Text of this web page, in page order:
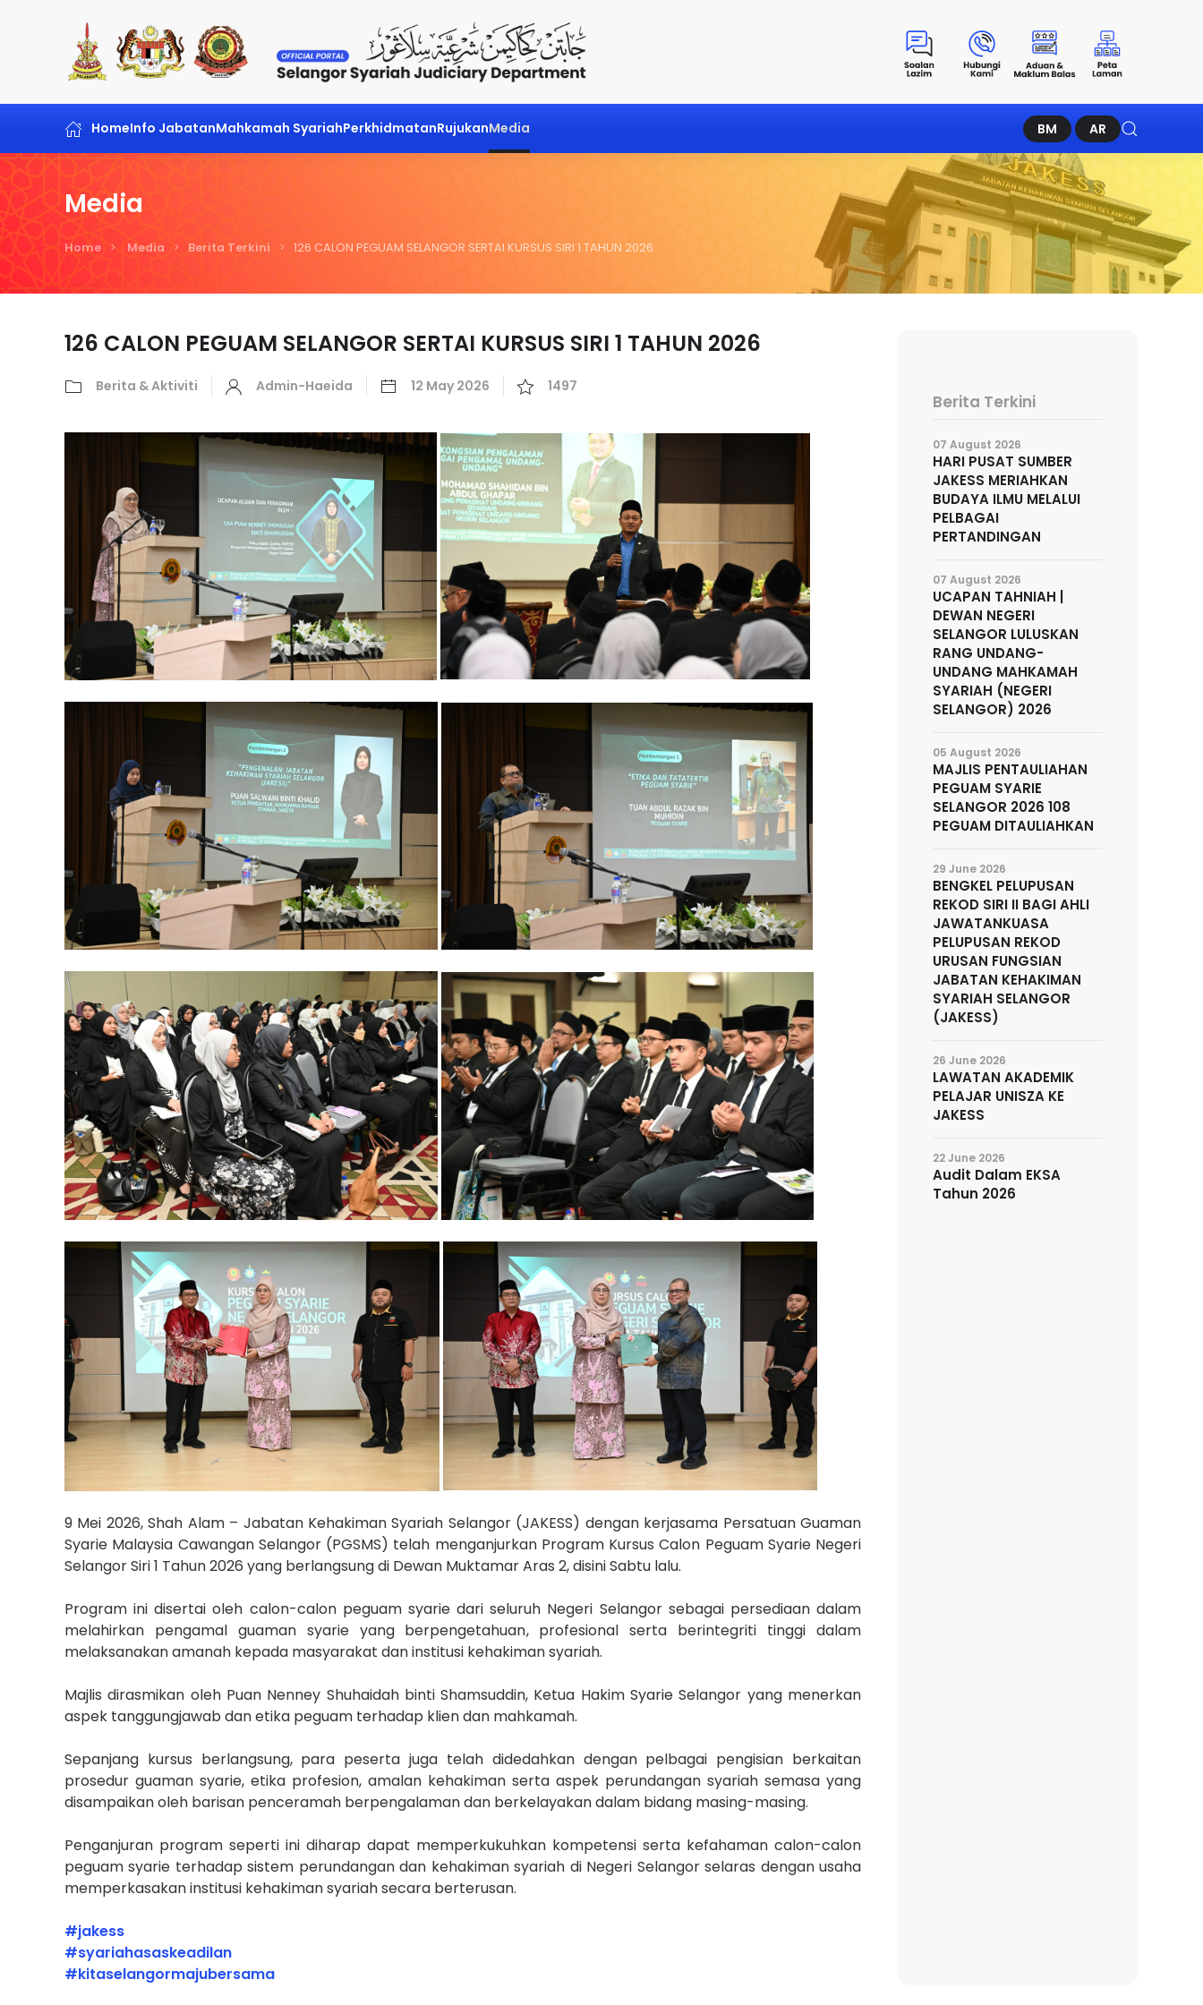
Skip to main content
HomeInfo JabatanMahkamah SyariahPerkhidmatanRujukanMedia BM AR
Media
Home Media Berita Terkini 126 CALON PEGUAM SELANGOR SERTAI KURSUS SIRI 1 TAHUN 2026
126 CALON PEGUAM SELANGOR SERTAI KURSUS SIRI 1 TAHUN 2026
Berita & Aktiviti Admin-Haeida 12 May 2026 1497
9 Mei 2026, Shah Alam – Jabatan Kehakiman Syariah Selangor (JAKESS) dengan kerjasama Persatuan Guaman
Syarie Malaysia Cawangan Selangor (PGSMS) telah menganjurkan Program Kursus Calon Peguam Syarie Negeri
Selangor Siri 1 Tahun 2026 yang berlangsung di Dewan Muktamar Aras 2, disini Sabtu lalu.
Program ini disertai oleh calon-calon peguam syarie dari seluruh Negeri Selangor sebagai persediaan dalam
melahirkan pengamal guaman syarie yang berpengetahuan, profesional serta berintegriti tinggi dalam
melaksanakan amanah kepada masyarakat dan institusi kehakiman syariah.
Majlis dirasmikan oleh Puan Nenney Shuhaidah binti Shamsuddin, Ketua Hakim Syarie Selangor yang menerkan
aspek tanggungjawab dan etika peguam terhadap klien dan mahkamah.
Sepanjang kursus berlangsung, para peserta juga telah didedahkan dengan pelbagai pengisian berkaitan
prosedur guaman syarie, etika profesion, amalan kehakiman serta aspek perundangan syariah semasa yang
disampaikan oleh barisan penceramah berpengalaman dan berkelayakan dalam bidang masing-masing.
Penganjuran program seperti ini diharap dapat memperkukuhkan kompetensi serta kefahaman calon-calon
peguam syarie terhadap sistem perundangan dan kehakiman syariah di Negeri Selangor selaras dengan usaha
memperkasakan institusi kehakiman syariah secara berterusan.
#jakess
#syariahasaskeadilan
#kitaselangormajubersama
Berita Terkini
07 August 2026
HARI PUSAT SUMBER
JAKESS MERIAHKAN
BUDAYA ILMU MELALUI
PELBAGAI
PERTANDINGAN
07 August 2026
UCAPAN TAHNIAH |
DEWAN NEGERI
SELANGOR LULUSKAN
RANG UNDANG-
UNDANG MAHKAMAH
SYARIAH (NEGERI
SELANGOR) 2026
05 August 2026
MAJLIS PENTAULIAHAN
PEGUAM SYARIE
SELANGOR 2026 108
PEGUAM DITAULIAHKAN
29 June 2026
BENGKEL PELUPUSAN
REKOD SIRI II BAGI AHLI
JAWATANKUASA
PELUPUSAN REKOD
URUSAN FUNGSIAN
JABATAN KEHAKIMAN
SYARIAH SELANGOR
(JAKESS)
26 June 2026
LAWATAN AKADEMIK
PELAJAR UNISZA KE
JAKESS
22 June 2026
Audit Dalam EKSA
Tahun 2026